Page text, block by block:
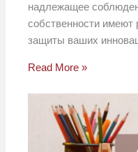
надлежащее
собственности
защиты ваших
Read More »